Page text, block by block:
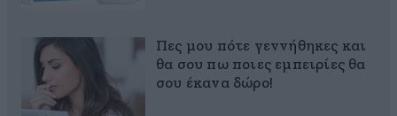
Πες μου πότε γεννήθηκες και
θα σου πω ποιες εμπειρίες θα
σου έκανα δώρο!